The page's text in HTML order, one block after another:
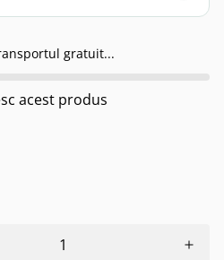
gratuit...
acest produs